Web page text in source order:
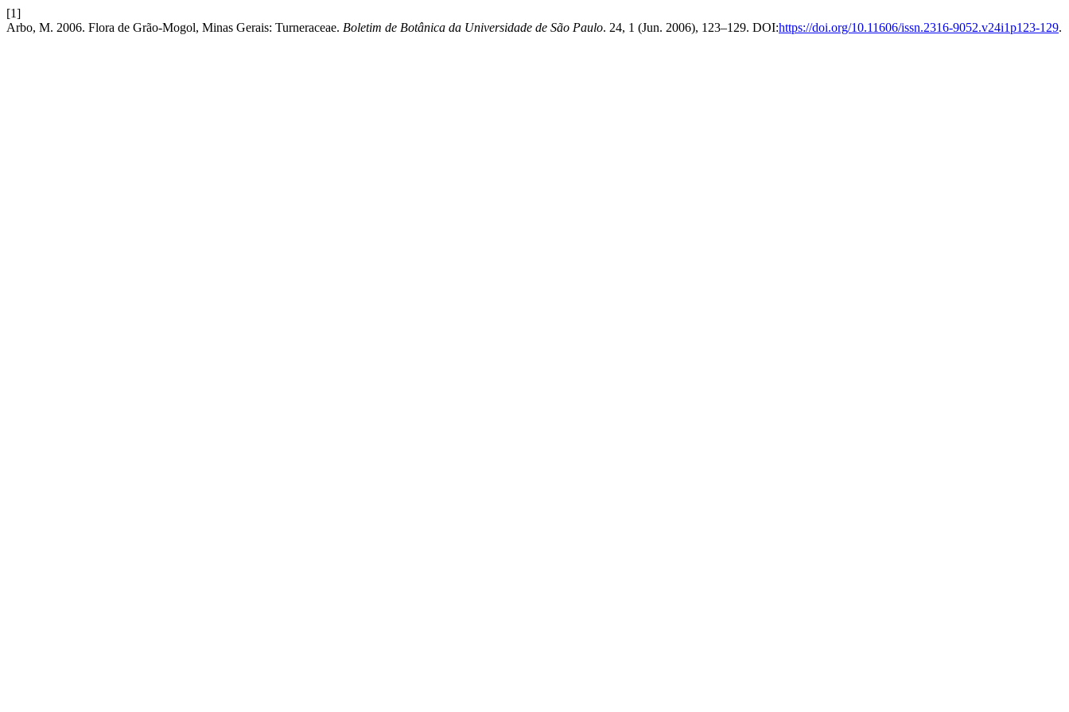
[1]
Arbo, M. 2006. Flora de Grão-Mogol, Minas Gerais: Turneraceae. Boletim de Botânica da Universidade de São Paulo. 24, 1 (Jun. 2006), 123–129. DOI:https://doi.org/10.11606/issn.2316-9052.v24i1p123-129.